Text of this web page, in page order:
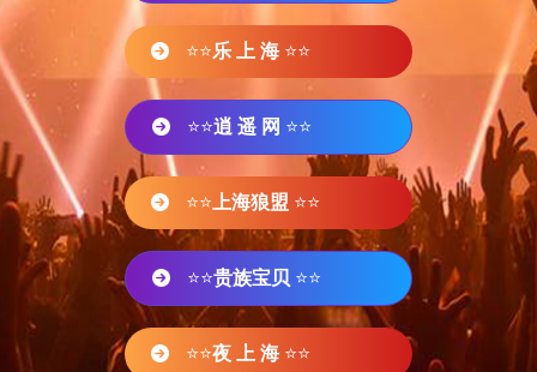
⭐⭐乐 上 海 ⭐⭐
⭐⭐逍 遥 网 ⭐⭐
⭐⭐ 上海狼盟 ⭐⭐
⭐⭐贵族宝贝 ⭐⭐
⭐⭐夜 上 海 ⭐⭐